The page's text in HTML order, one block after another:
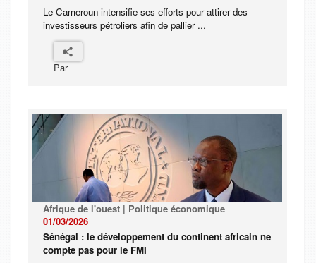
Le Cameroun intensifie ses efforts pour attirer des
investisseurs pétroliers afin de pallier ...
Par
Afrique de l'ouest | Politique économique
01/03/2026
Sénégal : le développement du continent africain ne
compte pas pour le FMI